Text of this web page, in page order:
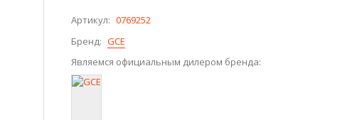
Артикул: 0769252
Бренд: GCE
Являемся официальным дилером бренда: